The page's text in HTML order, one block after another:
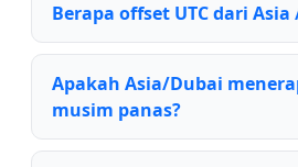
Berapa offset UTC dari Asia
Apakah Asia/Dubai
musim panas?